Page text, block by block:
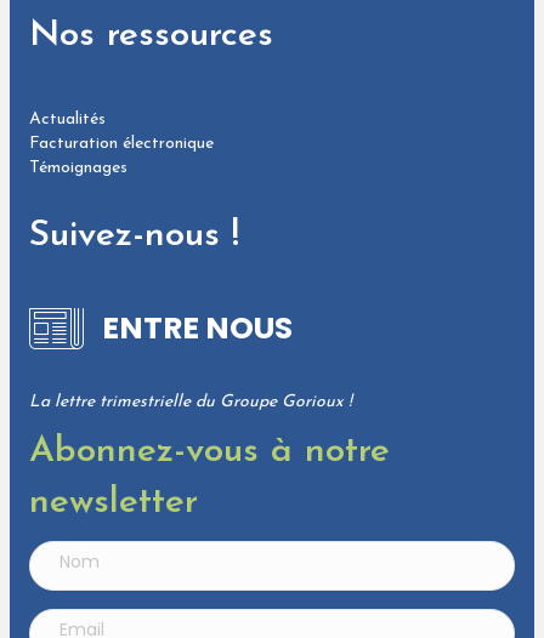
Nos ressources
Actualités
Facturation électronique
Témoignages
Suivez-nous !
ENTRE NOUS
La lettre trimestrielle du Groupe Gorioux !
Abonnez-vous à notre
newsletter
N
o
E